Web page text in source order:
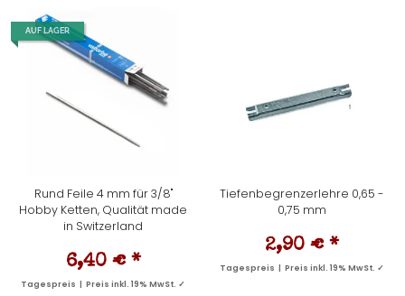
AUF LAGER
Rund Feile 4 mm für 3/8"
Hobby Ketten, Qualität made
in Switzerland
6,40 € *
Tagespreis | Preis inkl. 19% MwSt. ✓
Tiefenbegrenzerlehre 0,65 -
0,75 mm
2,90 € *
Tagespreis | Preis inkl. 19% MwSt. ✓